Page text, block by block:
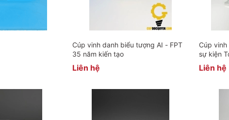
Cúp vinh danh biểu tượng AI - FPT
35 năm kiến tạo
Liên hệ
Cúp
sự kiện
Commerce
Liên hệ